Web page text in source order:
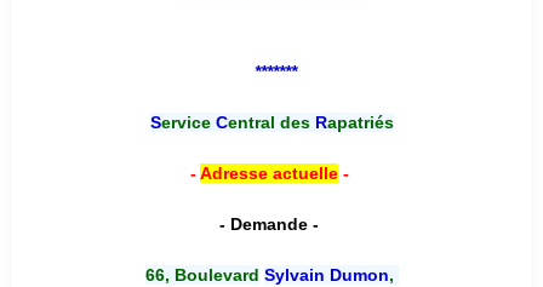
*******
Service Central desRapatriés
-Adresse actuelle-
- Demande -
66, Boulevard Sylvain Dumon,